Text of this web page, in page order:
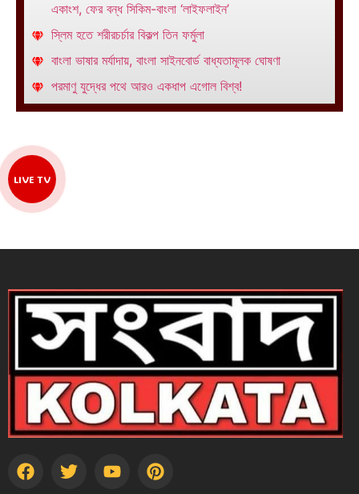
একাংশ, ফের বন্ধ সিকিম-বাংলা ‘লাইফলাইন’
স্লিম হতে শরীরচর্চার বিকল্প তিন ফর্মুলা
বাংলা ভাষার মর্যাদায়, বাংলা সাইনবোর্ড বাধ্যতামূলক ঘোষণা
পরমাণু যুদ্ধের পথে আরও একধাপ এগোল বিশ্ব!
LIVE TV